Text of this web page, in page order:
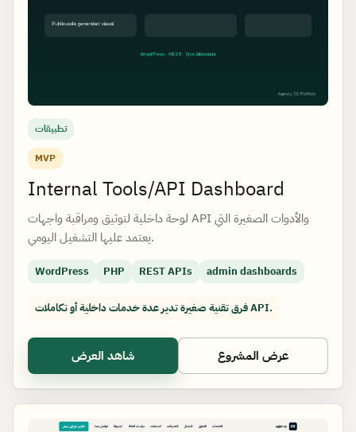
تطبيقات
MVP
Internal Tools/API Dashboard
لوحة داخلية لتوثيق ومراقبة واجهات API والأدوات الصغيرة التي
يعتمد عليها التشغيل اليومي.
WordPress PHP REST APIs admin dashboards
فرق تقنية صغيرة تدير عدة خدمات داخلية أو تكاملات API.
شاهد العرض عرض المشروع